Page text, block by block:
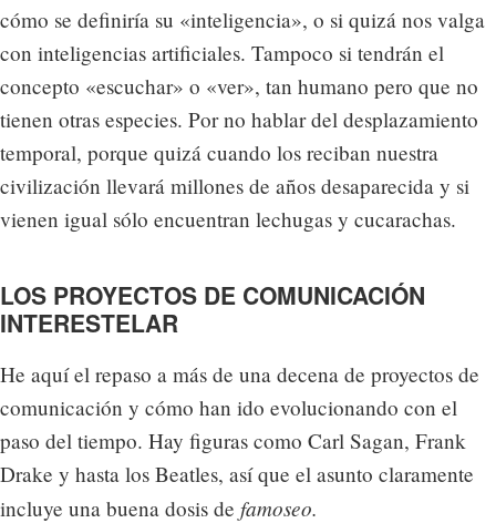
cómo se definiría su «inteligencia», o si quizá nos valga
con inteligencias artificiales. Tampoco si tendrán el
concepto «escuchar» o «ver», tan humano pero que no
tienen otras especies. Por no hablar del desplazamiento
temporal, porque quizá cuando los reciban nuestra
civilización llevará millones de años desaparecida y si
vienen igual sólo encuentran lechugas y cucarachas.
LOS PROYECTOS DE COMUNICACIÓN
INTERESTELAR
He aquí el repaso a más de una decena de proyectos de
comunicación y cómo han ido evolucionando con el
paso del tiempo. Hay figuras como Carl Sagan, Frank
Drake y hasta los Beatles, así que el asunto claramente
incluye una buena dosis de famoseo.